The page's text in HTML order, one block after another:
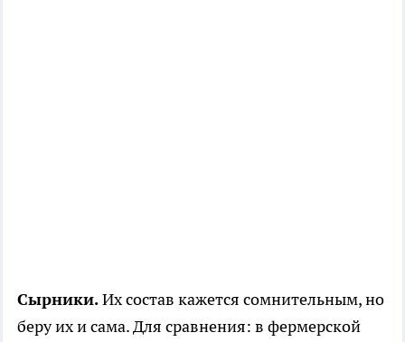
Сырники.Их состав кажется сомнительным, но
беру их и сама. Для сравнения: в фермерской